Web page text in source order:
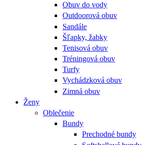
Obuv do vody
Outdoorová obuv
Sandále
Šľapky, žabky
Tenisová obuv
Tréningová obuv
Turfy
Vychádzková obuv
Zimná obuv
Ženy
Oblečenie
Bundy
Prechodné bundy